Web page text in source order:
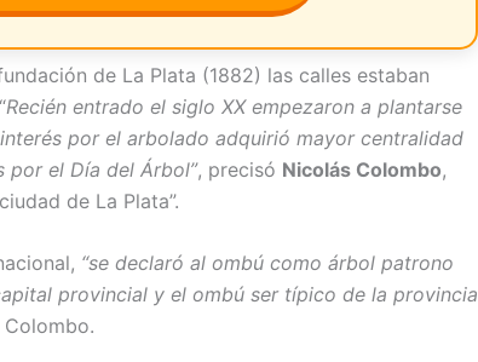
de La Plata (1882) las calles estaban
Recién entrado el siglo XX empezaron a plantarse
por el arbolado adquirió mayor centralidad
por el Día del Árbol”, precisó Nicolás Colombo,
de La Plata”.
“se declaró al ombú como árbol patrono
provincial y el ombú ser típico de la provincia